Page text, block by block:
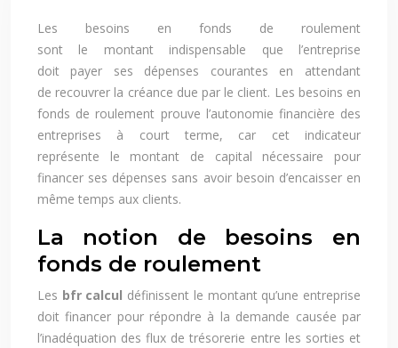
Les besoins en fonds de roulement
sont le montant indispensable que l’entreprise
doit payer ses dépenses courantes en attendant
de recouvrer la créance due par le client. Les besoins en
fonds de roulement prouve l’autonomie financière des
entreprises à court terme, car cet indicateur
représente le montant de capital nécessaire pour
financer ses dépenses sans avoir besoin d’encaisser en
même temps aux clients.
La notion de besoins en
fonds de roulement
Les bfr calcul définissent le montant qu’une entreprise
doit financer pour répondre à la demande causée par
l’inadéquation des flux de trésorerie entre les sorties et